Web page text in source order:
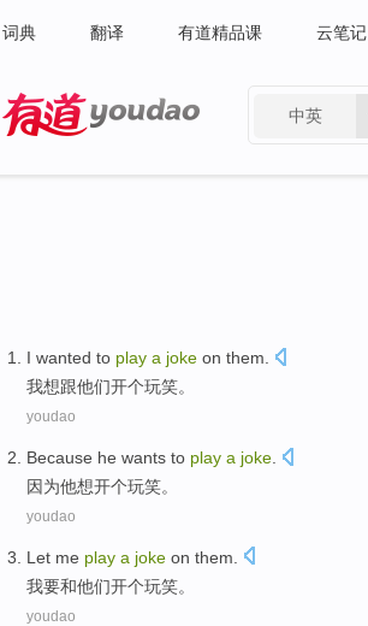
词典 翻译 有道精品课 云笔记
中英
I wanted to play a joke on them.
我想跟他们开个玩笑。
youdao
Because he wants to play a joke
因为他想开个玩笑。
youdao
Let me play a joke on them
我要和他们开个玩笑。
youdao